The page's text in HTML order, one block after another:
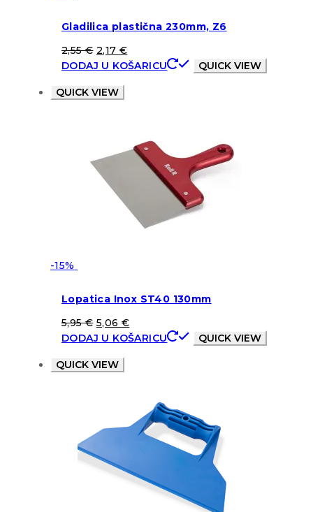
Gladilica plastična 230mm, Z6
2,55€ 2,17 €
DODAJ U KOŠARICU
QUICK VIEW
QUICK VIEW
-15%
Lopatica Inox ST40 130mm
5,95€ 5,06 €
DODAJ U KOŠARICU
QUICK VIEW
QUICK VIEW